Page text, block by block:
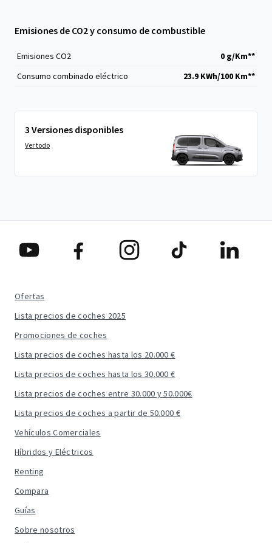
Emisiones de CO2 y consumo de combustible
Emisiones CO2
0 g/Km**
Consumo combinado eléctrico
23.9 KWh/100 Km**
3 Versiones disponibles
Ver todo
Ofertas
Lista precios de coches 2025
Promociones de coches
Lista precios de coches hasta los 20.000 €
Lista precios de coches hasta los 30.000 €
Lista precios de coches entre 30.000 y 50.000€
Lista precios de coches a partir de 50.000 €
Vehículos Comerciales
Híbridos y Eléctricos
Renting
Compara
Guías
Sobre nosotros